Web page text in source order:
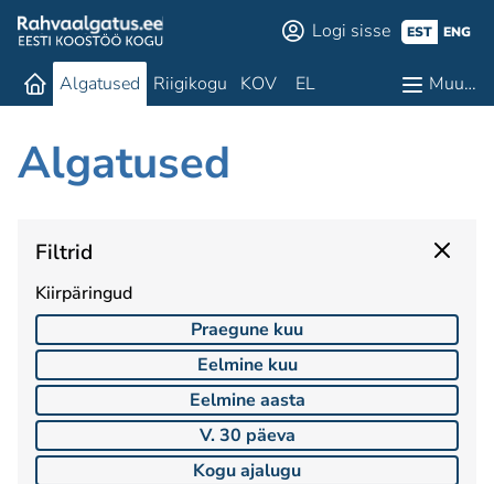
Logi sisse EST ENG
Algatused Riigikogu KOV EL Muu…
Algatused
Filtrid
Kiirpäringud
Praegune kuu
Eelmine kuu
Eelmine aasta
V. 30 päeva
Kogu ajalugu